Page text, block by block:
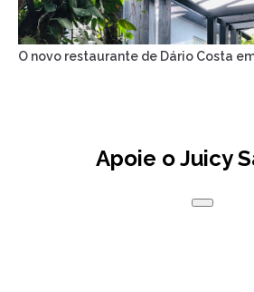
O novo restaurante de Dário Costa
Apoie o Juicy